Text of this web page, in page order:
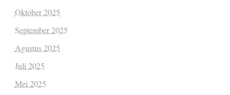
Oktober 2025
September 2025
Agustus 2025
Juli 2025
Mei 2025